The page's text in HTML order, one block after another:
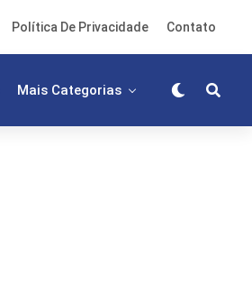
Política De Privacidade Contato
Mais Categorias